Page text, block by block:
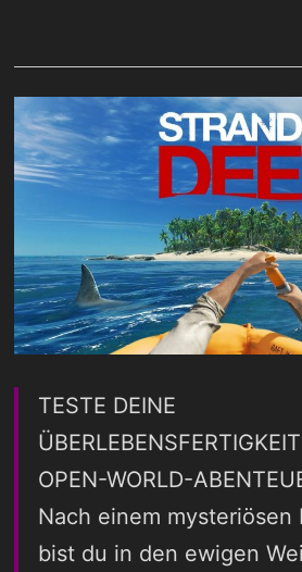
TESTE DEINE
OPEN-WORLD-
Nach einem mysteriösen
bist du in den ewigen